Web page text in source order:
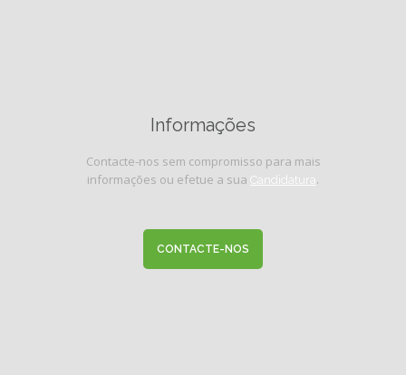
Informações
Contacte-nos sem compromisso para mais
informações ou efetue a sua Candidatura.
CONTACTE-NOS